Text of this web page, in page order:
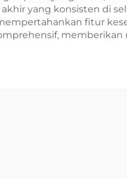
akhir yang konsisten di
fitur
memberikan